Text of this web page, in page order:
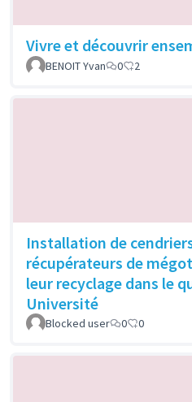
Vivre et découvrir
BENOIT Yvan
0 2
Installation de
récupérateurs de
leur recyclage dans le
Université
Blocked user 0 0